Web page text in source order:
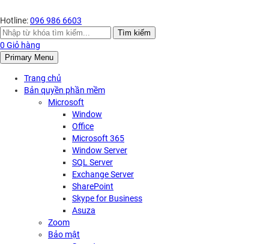
Hotline:096 986 6603
Search
for:
Tìm kiếm
0 Giỏ hàng
Primary Menu
Trang chủ
Bản quyền phần mềm
Microsoft
Window
Office
Microsoft 365
Window Server
SQL Server
Exchange Server
SharePoint
Skype for Business
Asuza
Zoom
Bảo mật